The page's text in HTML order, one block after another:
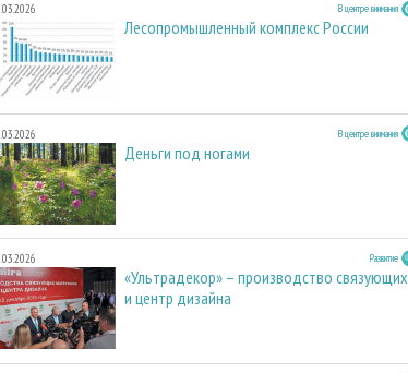
В центре внимания
Лесопромышленный комплекс России
В центре внимания
Деньги под ногами
Развитие
«Ультрадекор» – производство связующих
и центр дизайна